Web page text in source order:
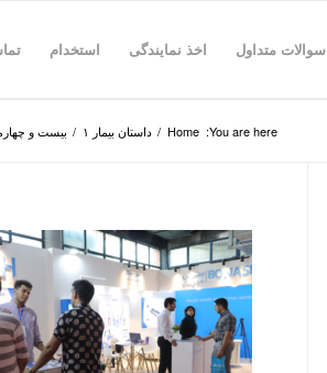
سوالات متداول اخذ نمایندگی استخدام
You are here:
Home
/ داستان بیمار ۱ / بیست و